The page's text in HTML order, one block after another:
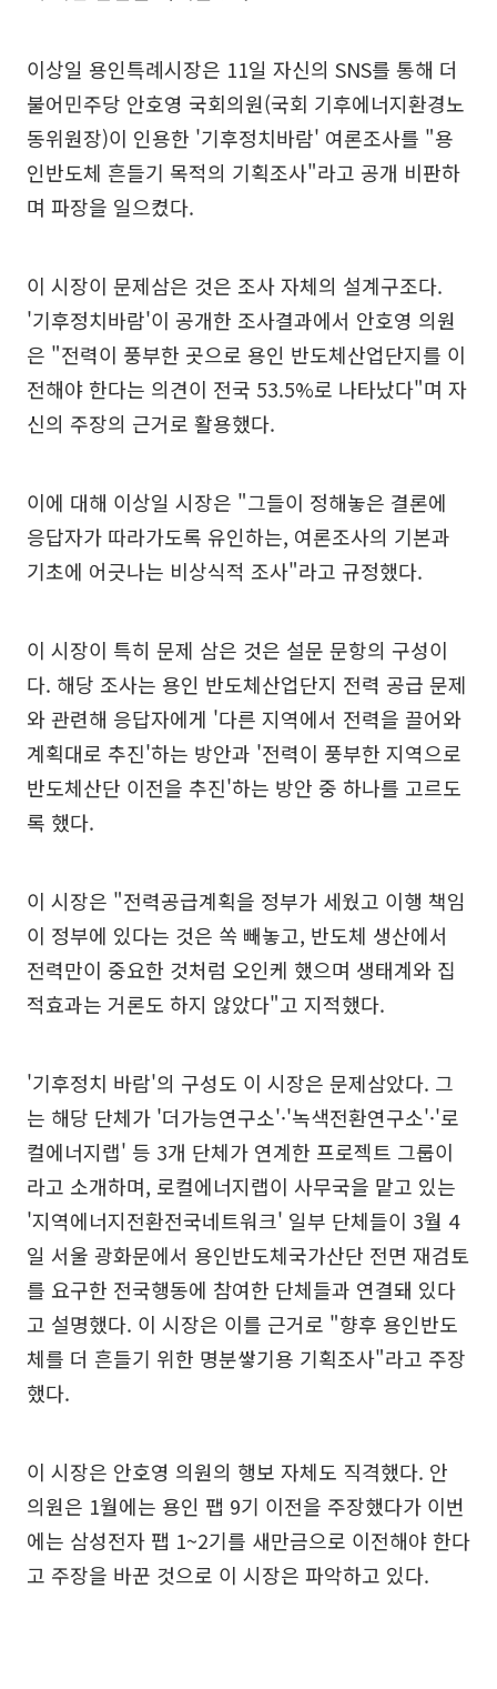
이상일 용인특례시장은 11일 자신의 SNS를 통해 더
불어민주당 안호영 국회의원(국회 기후에너지환경노
동위원장)이 인용한 '기후정치바람' 여론조사를 "용
인반도체 흔들기 목적의 기획조사"라고 공개 비판하
며 파장을 일으켰다.
이 시장이 문제삼은 것은 조사 자체의 설계구조다.
'기후정치바람'이 공개한 조사결과에서 안호영 의원
은 "전력이 풍부한 곳으로 용인 반도체산업단지를 이
전해야 한다는 의견이 전국 53.5%로 나타났다"며 자
신의 주장의 근거로 활용했다.
이에 대해 이상일 시장은 "그들이 정해놓은 결론에
응답자가 따라가도록 유인하는, 여론조사의 기본과
기초에 어긋나는 비상식적 조사"라고 규정했다.
이 시장이 특히 문제 삼은 것은 설문 문항의 구성이
다. 해당 조사는 용인 반도체산업단지 전력 공급 문제
와 관련해 응답자에게 '다른 지역에서 전력을 끌어와
계획대로 추진'하는 방안과 '전력이 풍부한 지역으로
반도체산단 이전을 추진'하는 방안 중 하나를 고르도
록 했다.
이 시장은 "전력공급계획을 정부가 세웠고 이행 책임
이 정부에 있다는 것은 쏙 빼놓고, 반도체 생산에서
전력만이 중요한 것처럼 오인케 했으며 생태계와 집
적효과는 거론도 하지 않았다"고 지적했다.
'기후정치 바람'의 구성도 이 시장은 문제삼았다. 그
는 해당 단체가 '더가능연구소'·'녹색전환연구소'·'로
컬에너지랩' 등 3개 단체가 연계한 프로젝트 그룹이
라고 소개하며, 로컬에너지랩이 사무국을 맡고 있는
'지역에너지전환전국네트워크' 일부 단체들이 3월 4
일 서울 광화문에서 용인반도체국가산단 전면 재검토
를 요구한 전국행동에 참여한 단체들과 연결돼 있다
고 설명했다. 이 시장은 이를 근거로 "향후 용인반도
체를 더 흔들기 위한 명분쌓기용 기획조사"라고 주장
했다.
이 시장은 안호영 의원의 행보 자체도 직격했다. 안
의원은 1월에는 용인 팹 9기 이전을 주장했다가 이번
에는 삼성전자 팹 1~2기를 새만금으로 이전해야 한다
고 주장을 바꾼 것으로 이 시장은 파악하고 있다.